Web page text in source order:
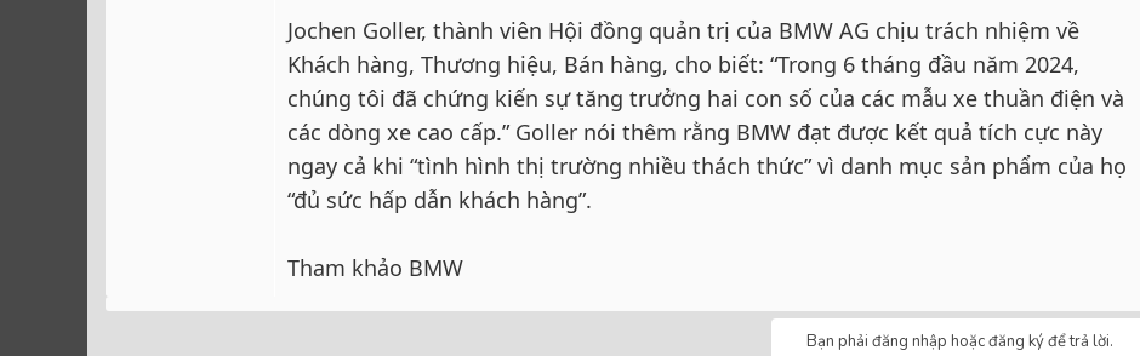
Jochen Goller, thành viên Hội đồng quản trị của BMW AG chịu trách nhiệm về
Khách hàng, Thương hiệu, Bán hàng, cho biết: “Trong 6 tháng đầu năm 2024,
chúng tôi đã chứng kiến sự tăng trưởng hai con số của các mẫu xe thuần điện và
các dòng xe cao cấp.” Goller nói thêm rằng BMW đạt được kết quả tích cực này
ngay cả khi “tình hình thị trường nhiều thách thức” vì danh mục sản phẩm của họ
“đủ sức hấp dẫn khách hàng”.
Tham khảo BMW
Bạn phải đăng nhập hoặc đăng ký để trả lời.